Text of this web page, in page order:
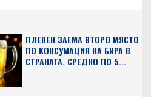
ПЛЕВЕН ЗАЕМА ВТОРО МЯСТО
ПО КОНСУМАЦИЯ НА БИРА В
СТРАНАТА, СРЕДНО ПО 5...